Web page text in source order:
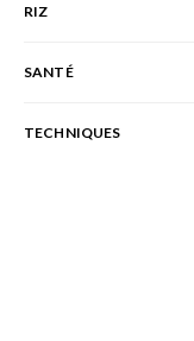
RIZ
SANTÉ
TECHNIQUES